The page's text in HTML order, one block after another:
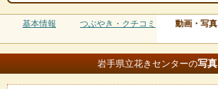
基本情報 つぶやき・クチコミ 動画・写真
岩手県立花きセンターの写真